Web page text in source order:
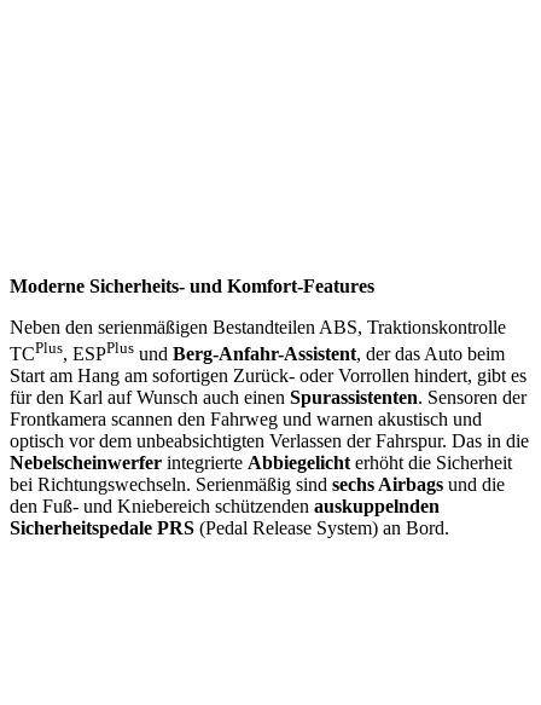
Moderne Sicherheits- und Komfort-Features
Neben den serienmäßigen Bestandteilen ABS, Traktionskontrolle
TCPlus, ESPPlus und Berg-Anfahr-Assistent, der das Auto beim
Start am Hang am sofortigen Zurück- oder Vorrollen hindert, gibt es
für den Karl auf Wunsch auch einen Spurassistenten. Sensoren der
Frontkamera scannen den Fahrweg und warnen akustisch und
optisch vor dem unbeabsichtigten Verlassen der Fahrspur. Das in die
Nebelscheinwerfer integrierte Abbiegelicht erhöht die Sicherheit
bei Richtungswechseln. Serienmäßig sind sechs Airbags und die
den Fuß- und Kniebereich schützenden auskuppelnden
Sicherheitspedale PRS (Pedal Release System) an Bord.